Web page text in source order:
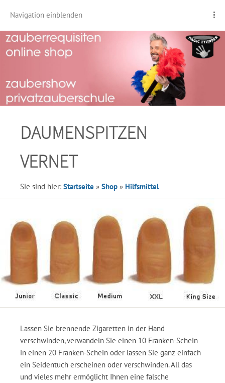
Navigation einblenden
DAUMENSPITZEN
VERNET
Sie sind hier: Startseite » Shop » Hilfsmittel
Lassen Sie brennende Zigaretten in der Hand
verschwinden, verwandeln Sie einen 10 Franken-Schein
in einen 20 Franken-Schein oder lassen Sie ganz einfach
ein Seidentuch erscheinen oder verschwinden. All das
und vieles mehr ermöglicht Ihnen eine falsche